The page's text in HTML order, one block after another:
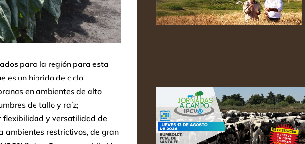
para la región para esta
es un híbrido de ciclo
en ambientes de alto
de tallo y raíz;
flexibilidad y versatilidad del
ambientes restrictivos, de gran